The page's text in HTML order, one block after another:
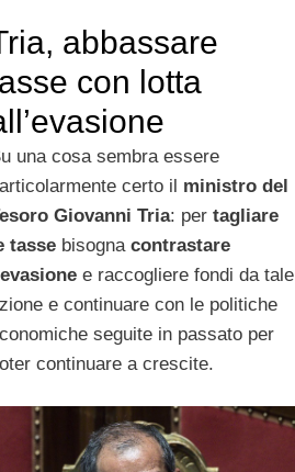
abbassare
con lotta
una cosa sembra essere
certo il ministro del
Giovanni Tria: per tagliare
tassebisogna contrastare
e raccogliere fondi da tale
e continuare con le politiche
seguite in passato per
continuare a crescite.